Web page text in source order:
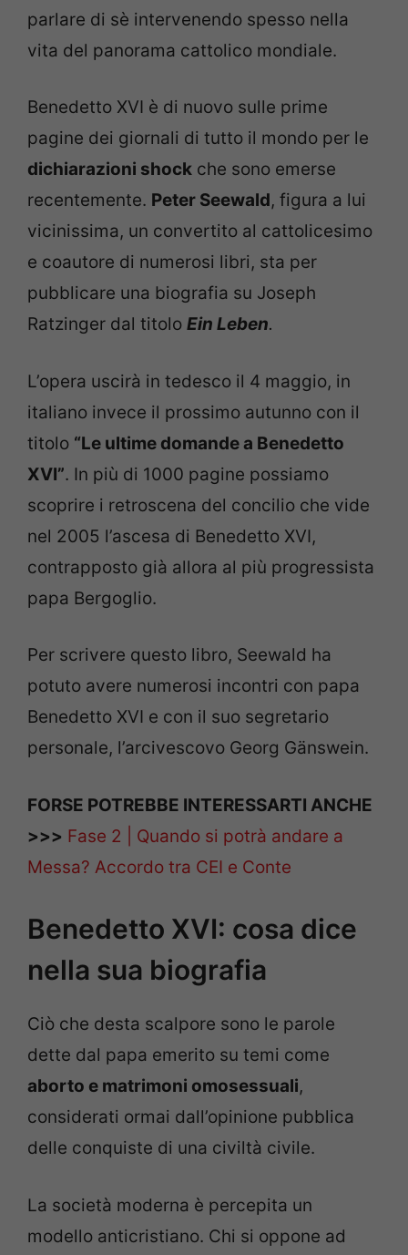
parlare di sè intervenendo spesso nella
vita del panorama cattolico mondiale.
Benedetto XVI è di nuovo sulle prime
pagine dei giornali di tutto il mondo per le
dichiarazioni shock che sono emerse
recentemente. Peter Seewald, figura a lui
vicinissima, un convertito al cattolicesimo
e coautore di numerosi libri, sta per
pubblicare una biografia su Joseph
Ratzinger dal titolo Ein Leben.
L’opera uscirà in tedesco il 4 maggio, in
italiano invece il prossimo autunno con il
titolo “Le ultime domande a Benedetto
XVI”. In più di 1000 pagine possiamo
scoprire i retroscena del concilio che vide
nel 2005 l’ascesa di Benedetto XVI,
contrapposto già allora al più progressista
papa Bergoglio.
Per scrivere questo libro, Seewald ha
potuto avere numerosi incontri con papa
Benedetto XVI e con il suo segretario
personale, l’arcivescovo Georg Gänswein.
FORSE POTREBBE INTERESSARTI ANCHE
>>> Fase 2 | Quando si potrà andare a
Messa? Accordo tra CEI e Conte
Benedetto XVI: cosa dice
nella sua biografia
Ciò che desta scalpore sono le parole
dette dal papa emerito su temi come
aborto e matrimoni omosessuali,
considerati ormai dall’opinione pubblica
delle conquiste di una civiltà civile.
La società moderna è percepita un
modello anticristiano. Chi si oppone ad